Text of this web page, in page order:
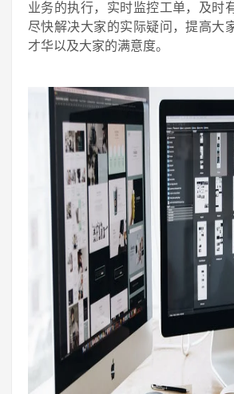
业务的执行，实时监控工单，及时
尽快解决大家的实际疑问，提高大
才华以及大家的满意度。